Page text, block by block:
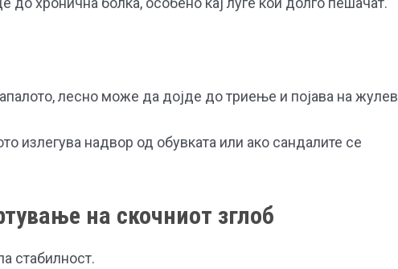
лесно може да дојде до триење и појава на
излегува надвор од обувката или ако сандалите се
на скочниот зглоб
стабилност.